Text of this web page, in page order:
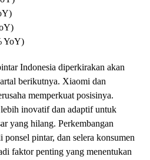
YoY)
Indonesia diperkirakan akan
berikutnya. Xiaomi dan
memperkuat posisinya.
inovatif dan adaptif untuk
yang hilang. Perkembangan
pintar, dan selera konsumen
faktor penting yang menentukan